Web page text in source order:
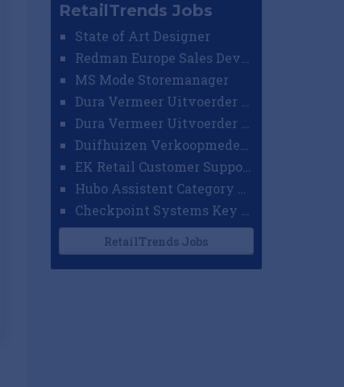
RetailTrends Jobs
State of Art Designer
MS Mode Storemanager
EK Retail Customer Support Omnichannel
RetailTrends Jobs